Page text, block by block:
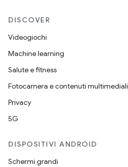
DISCOVER
Videogiochi
Machine learning
Salute e fitness
Fotocamera e contenuti multimediali
Privacy
5G
DISPOSITIVI ANDROID
Schermi grandi